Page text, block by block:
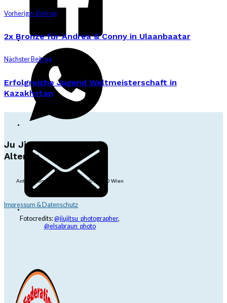
Vorheriger Beitrag
2x Bronze für Andrea & Conny in Ulaanbaatar
Nächster Beitrag
Erfolgreiche Jugend Weltmeisterschaft in
Kazakhstan
Ju Jitsu Ryu Tsunami
Alterlaa
Anton-Baumgartner-Str. 44/B8/01, 1230 Wien
Impressum & Datenschutz
Fotocredits:@jiujitsu_photographer,
@elsabraun_photo